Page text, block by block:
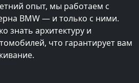
опыт, мы работаем с
BMW — и только с ними.
знать архитектуру и
что гарантирует вам